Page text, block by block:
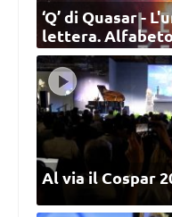
‘Q’ di Quasar -
lettera.
Al via il Cospar